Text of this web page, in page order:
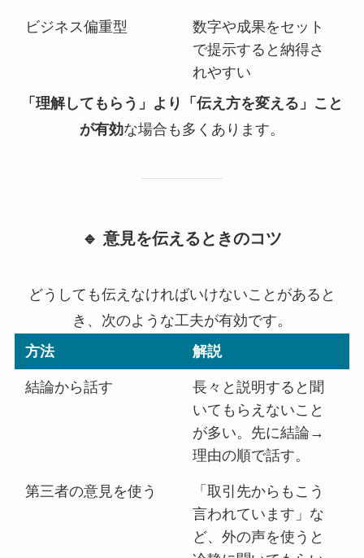
ビジネス偏重型
数字や成果をセット
で提示すると納得さ
れやすい
「理解してもらう」より「伝え方を変える」こと
が有効な場合も多くあります。
🔹 意見を伝えるときのコツ
どうしても伝えなければいけないことがあると
き、次のような工夫が有効です。
方法
解説
結論から話す
長々と説明すると聞
いてもらえないこと
が多い。先に結論→
理由の順で話す。
第三者の意見を使う
「取引先からもこう
言われています」な
ど、外の声を使うと